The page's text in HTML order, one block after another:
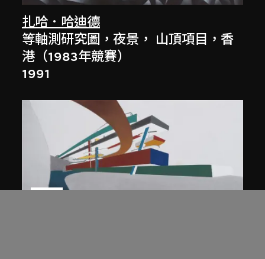
扎哈．哈迪德
等軸測研究圖，夜景， 山頂項目，香
港（1983年競賽）
1991